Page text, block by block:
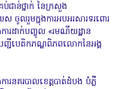
រប់ជាន់ថ្នាក់ នៃក្រសួង
ស ចូលរួមក្នុងការអបអរសារទរពោរ
រដាក់បញ្ចូល «រមណីយដ្ឋាន
ញ្ជីបេតិកភណ្ឌពិភពលោកនៃអង្គ
រនគរបាលខេត្តបាត់ដំបង បំភ្លឺ